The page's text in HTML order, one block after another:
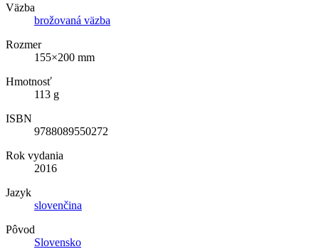
Väzba
brožovaná väzba
Rozmer
155×200 mm
Hmotnosť
113 g
ISBN
9788089550272
Rok vydania
2016
Jazyk
slovenčina
Pôvod
Slovensko